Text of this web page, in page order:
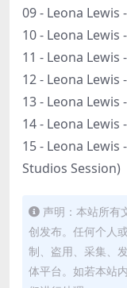
09 - Leona Lewis
10 - Leona Lewis
11 - Leona Lewis
12 - Leona Lewis
13 - Leona Lewis
14 - Leona Lewis
15 - Leona Lewis
Studios Session)
声明：本站所有
创发布。任何个人
制、盗用、采集、
体平台。如若本站